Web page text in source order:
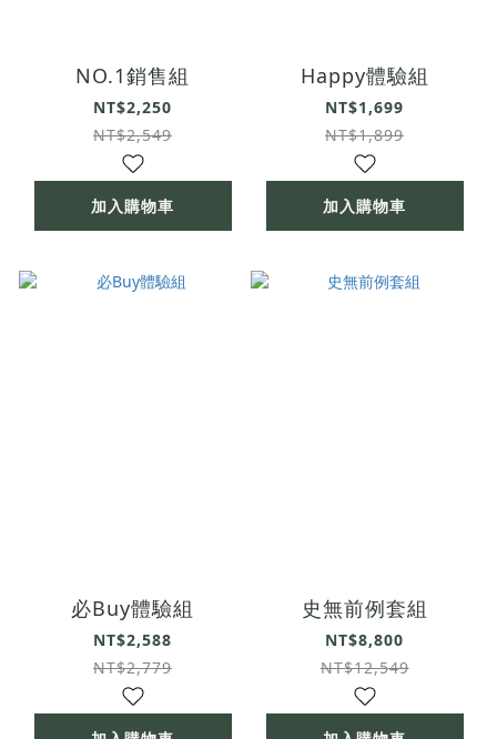
NO.1銷售組
NT$2,250
NT$2,549
加入購物車
Happy體驗組
NT$1,699
NT$1,899
加入購物車
必Buy體驗組
NT$2,588
NT$2,779
史無前例套組
NT$8,800
NT$12,549